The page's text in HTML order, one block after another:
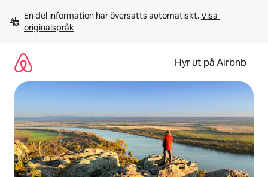
innehåll
En del information har översatts automatiskt. Visa
originalspråk
Hyr ut på Airbnb